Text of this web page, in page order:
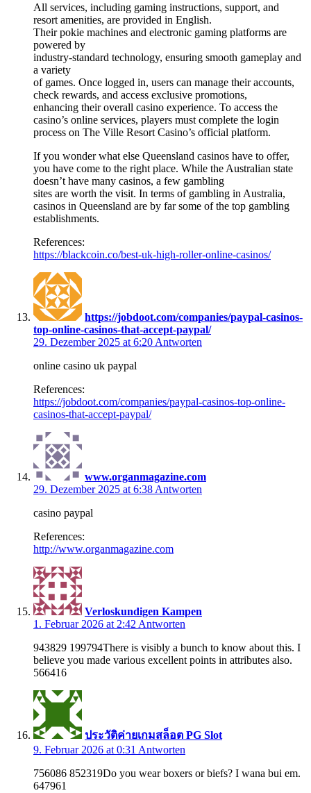
All services, including gaming instructions, support, and
resort amenities, are provided in English.
Their pokie machines and electronic gaming platforms are
powered by
industry-standard technology, ensuring smooth gameplay and
a variety
of games. Once logged in, users can manage their accounts,
check rewards, and access exclusive promotions,
enhancing their overall casino experience. To access the
casino’s online services, players must complete the login
process on The Ville Resort Casino’s official platform.
If you wonder what else Queensland casinos have to offer,
you have come to the right place. While the Australian state
doesn’t have many casinos, a few gambling
sites are worth the visit. In terms of gambling in Australia,
casinos in Queensland are by far some of the top gambling
establishments.
References:
https://blackcoin.co/best-uk-high-roller-online-casinos/
https://jobdoot.com/companies/paypal-casinos-
top-online-casinos-that-accept-paypal/
29. Dezember 2025 at 6:20 Antworten
online casino uk paypal
References:
https://jobdoot.com/companies/paypal-casinos-top-online-
casinos-that-accept-paypal/
www.organmagazine.com
29. Dezember 2025 at 6:38 Antworten
casino paypal
References:
http://www.organmagazine.com
Verloskundigen Kampen
1. Februar 2026 at 2:42 Antworten
943829 199794There is visibly a bunch to know about this. I
believe you made various excellent points in attributes also.
566416
ประวัติค่ายเกมสล็อต PG Slot
9. Februar 2026 at 0:31 Antworten
756086 852319Do you wear boxers or biefs? I wana bui em.
647961